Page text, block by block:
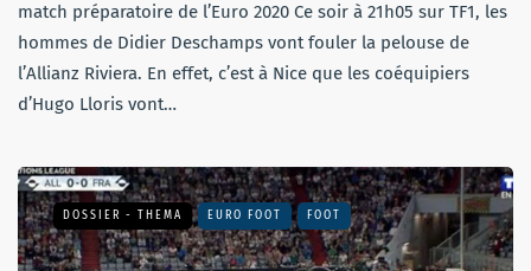
match préparatoire de l’Euro 2020 Ce soir à 21h05 sur TF1, les
hommes de Didier Deschamps vont fouler la pelouse de
l’Allianz Riviera. En effet, c’est à Nice que les coéquipiers
d’Hugo Lloris vont…
DOSSIER - THEMA EURO FOOT FOOT